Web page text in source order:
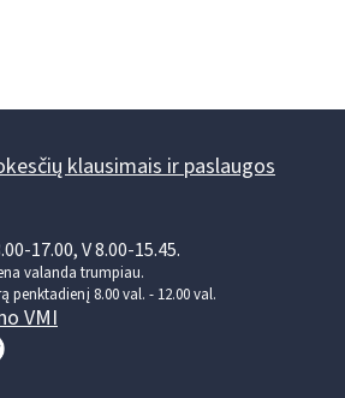
klausimais ir paslaugos
17.00, V 8.00-15.45.
valanda trumpiau.
penktadienį 8.00 val. - 12.00 val.
VMI